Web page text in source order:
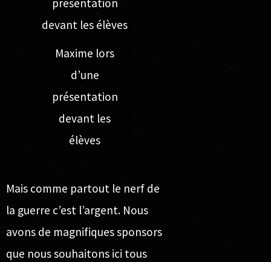
Maxime lors
d’une
présentation
devant les
élèves
Mais comme partout le nerf de
la guerre c’est l’argent. Nous
avons de magnifiques sponsors
que nous souhaitons ici tous